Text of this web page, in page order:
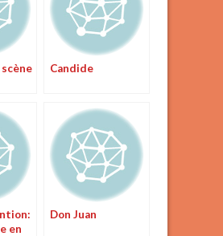
Candide
en
Don Juan